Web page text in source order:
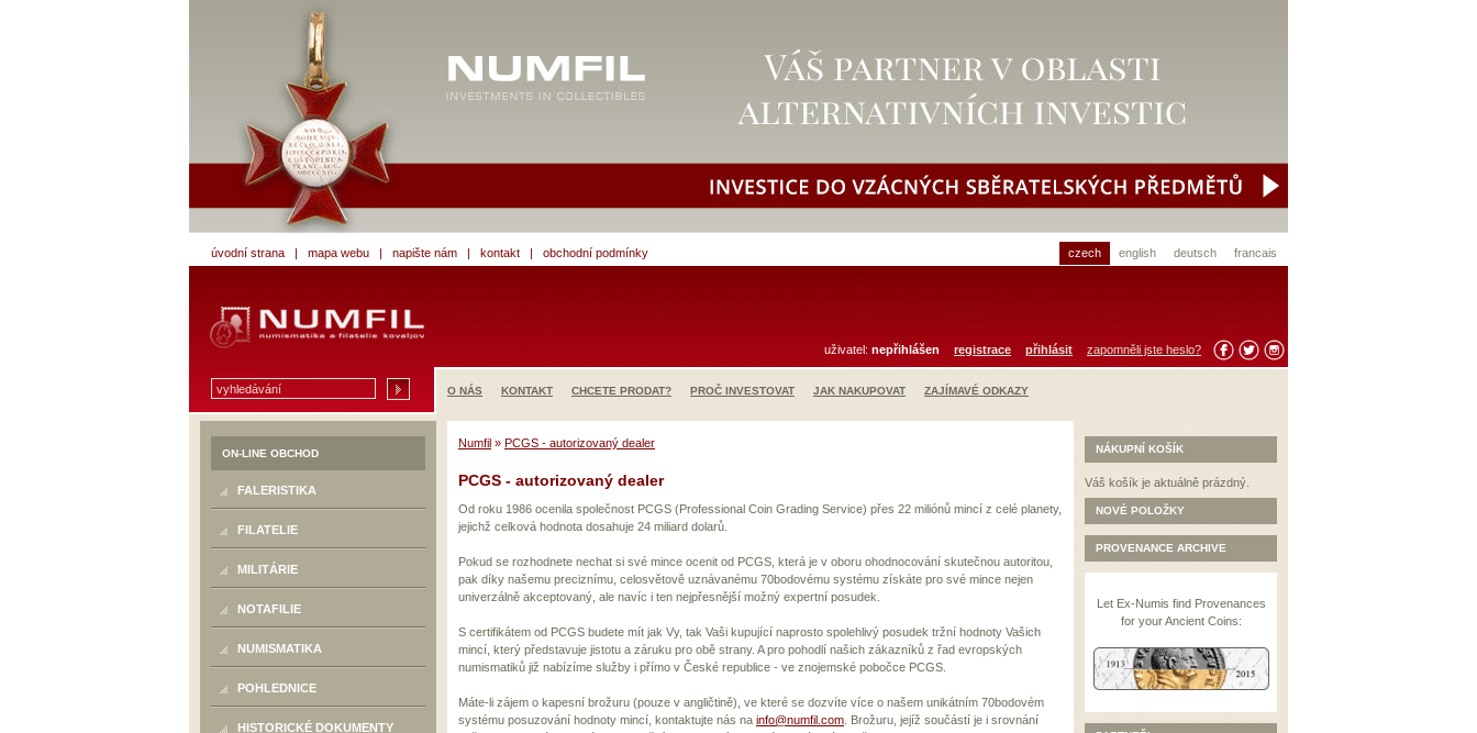
úvodní strana | mapa webu | napište nám | kontakt | obchodní podmínky francais
deutsch
english
czech
uživatel: nepřihlášen registrace přihlásit zapomněli jste heslo?
O NÁS KONTAKT CHCETE PRODAT? PROČ INVESTOVAT JAK NAKUPOVAT ZAJÍMAVÉ ODKAZY
ON-LINE OBCHOD
FALERISTIKA
FILATELIE
MILITÁRIE
NOTAFILIE
NUMISMATIKA
POHLEDNICE
HISTORICKÉ DOKUMENTY
Numfil » PCGS - autorizovaný dealer
PCGS - autorizovaný dealer
Od roku 1986 ocenila společnost PCGS (Professional Coin Grading Service) přes 22 miliónů mincí z celé planety,
jejichž celková hodnota dosahuje 24 miliard dolarů.
Pokud se rozhodnete nechat si své mince ocenit od PCGS, která je v oboru ohodnocování skutečnou autoritou,
pak díky našemu preciznímu, celosvětově uznávanému 70bodovému systému získáte pro své mince nejen
univerzálně akceptovaný, ale navíc i ten nejpřesnější možný expertní posudek.
S certifikátem od PCGS budete mít jak Vy, tak Vaši kupující naprosto spolehlivý posudek tržní hodnoty Vašich
mincí, který představuje jistotu a záruku pro obě strany. A pro pohodlí našich zákazníků z řad evropských
numismatiků již nabízíme služby i přímo v České republice - ve znojemské pobočce PCGS.
Máte-li zájem o kapesní brožuru (pouze v angličtině), ve které se dozvíte více o našem unikátním 70bodovém
systému posuzování hodnoty mincí, kontaktujte nás na info@numfil.com . Brožuru, jejíž součástí je i srovnání
NÁKUPNÍ KOŠÍK
Váš košík je aktuálně prázdný.
NOVÉ POLOŽKY
PROVENANCE ARCHIVE
Let Ex-Numis find Provenances
for your Ancient Coins: